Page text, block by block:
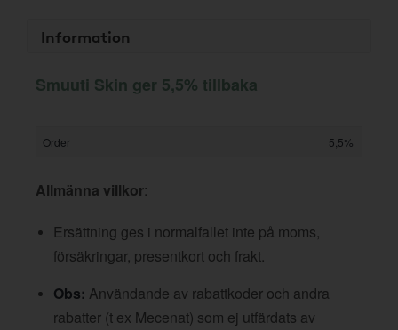
Information
Smuuti Skin ger 5,5% tillbaka
Order 5,5%
Allmänna villkor:
Ersättning ges i normalfallet inte på moms,
försäkringar, presentkort och frakt.
Obs: Användande av rabattkoder och andra
rabatter (t ex Mecenat) som ej utfärdats av